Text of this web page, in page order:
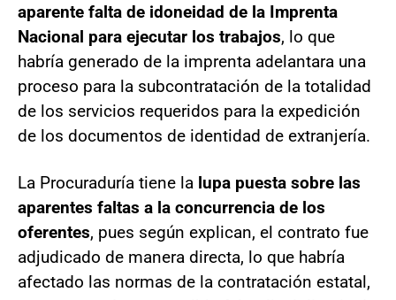
aparente falta de idoneidad de la Imprenta
Nacional para ejecutar los trabajos, lo que
habría generado de la imprenta adelantara una
proceso para la subcontratación de la totalidad
de los servicios requeridos para la expedición
de los documentos de identidad de extranjería.
La Procuraduría tiene la lupa puesta sobre las
aparentes faltas a la concurrencia de los
oferentes, pues según explican, el contrato fue
adjudicado de manera directa, lo que habría
afectado las normas de la contratación estatal,